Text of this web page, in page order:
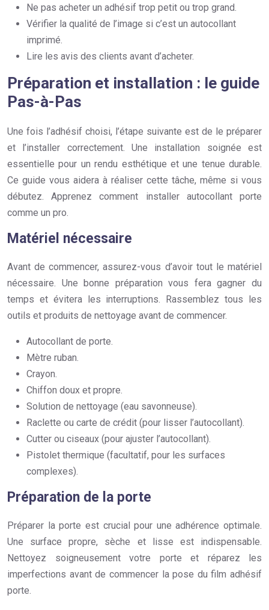
Ne pas acheter un adhésif trop petit ou trop grand.
Vérifier la qualité de l’image si c’est un autocollant
imprimé.
Lire les avis des clients avant d’acheter.
Préparation et installation : le guide
Pas-à-Pas
Une fois l’adhésif choisi, l’étape suivante est de le préparer
et l’installer correctement. Une installation soignée est
essentielle pour un rendu esthétique et une tenue durable.
Ce guide vous aidera à réaliser cette tâche, même si vous
débutez. Apprenez comment installer autocollant porte
comme un pro.
Matériel nécessaire
Avant de commencer, assurez-vous d’avoir tout le matériel
nécessaire. Une bonne préparation vous fera gagner du
temps et évitera les interruptions. Rassemblez tous les
outils et produits de nettoyage avant de commencer.
Autocollant de porte.
Mètre ruban.
Crayon.
Chiffon doux et propre.
Solution de nettoyage (eau savonneuse).
Raclette ou carte de crédit (pour lisser l’autocollant).
Cutter ou ciseaux (pour ajuster l’autocollant).
Pistolet thermique (facultatif, pour les surfaces
complexes).
Préparation de la porte
Préparer la porte est crucial pour une adhérence optimale.
Une surface propre, sèche et lisse est indispensable.
Nettoyez soigneusement votre porte et réparez les
imperfections avant de commencer la pose du film adhésif
porte.